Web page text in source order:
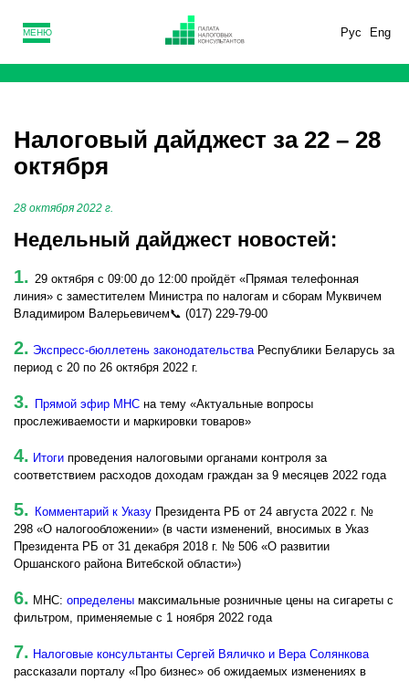
Рус Eng
МЕНЮ
Налоговый дайджест за 22 – 28
октября
28 октября 2022 г.
Недельный дайджест новостей:
1. 29 октября с 09:00 до 12:00 пройдёт «Прямая телефонная
линия» с заместителем Министра по налогам и сборам Муквичем
Владимиром Валерьевичем📞 (017) 229-79-00
2. Экспресс-бюллетень законодательстваРеспублики Беларусь за
период с 20 по 26 октября 2022 г.
3. Прямой эфир МНС на тему «Актуальные вопросы
прослеживаемости и маркировки товаров»
4. Итоги проведения налоговыми органами контроля за
соответствием расходов доходам граждан за 9 месяцев 2022 года
5. Комментарий к Указу Президента РБ от 24 августа 2022 г. №
298 «О налогообложении» (в части изменений, вносимых в Указ
Президента РБ от 31 декабря 2018 г. № 506 «О развитии
Оршанского района Витебской области»)
6. МНС: определены максимальные розничные цены на сигареты с
фильтром, применяемые с 1 ноября 2022 года
7. Налоговые консультанты Сергей Вяличко и Вера Солянкова
рассказали порталу «Про бизнес» об ожидаемых изменениях в